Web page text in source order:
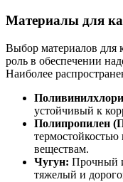
Материалы для
Выбор материалов для
роль в обеспечении
Наиболее
устойчивый к
Полипропилен
веществам.
Чугун: Прочный
тяжелый и